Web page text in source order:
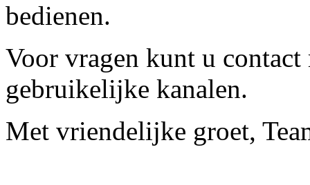
bedienen.
Voor vragen kunt u contact
gebruikelijke kanalen.
Met vriendelijke groet,